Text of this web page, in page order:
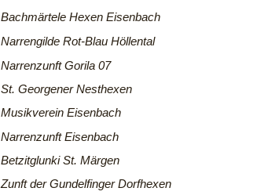
Bachmärtele Hexen Eisenbach
Narrengilde Rot-Blau Höllental
Narrenzunft Gorila 07
St. Georgener Nesthexen
Musikverein Eisenbach
Narrenzunft Eisenbach
Betzitglunki St. Märgen
Zunft der Gundelfinger Dorfhexen